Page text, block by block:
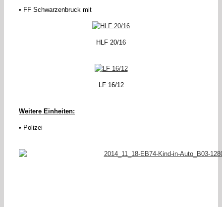
• FF Schwarzenbruck mit
HLF 20/16
LF 16/12
Weitere Einheiten:
• Polizei